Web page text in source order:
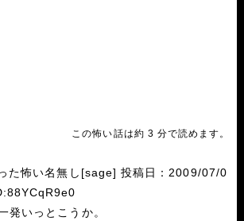
この怖い話は約 3 分で読めます。
た怖い名無し[sage] 投稿日：2009/07/0
発いっとこうか。